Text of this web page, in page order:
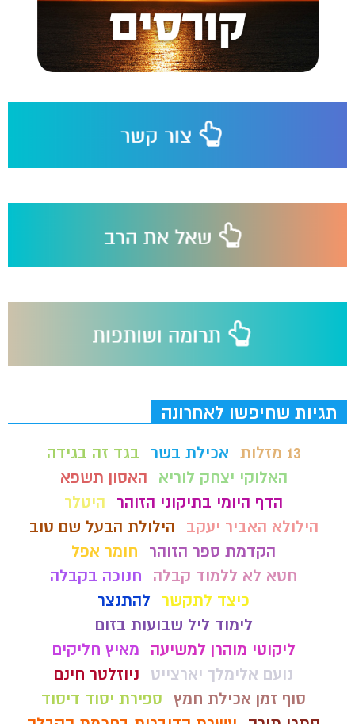
תגיות שחיפשו לאחרונה
13 מזלות אכילת בשר
בגד זה בגידה
האלוקי יצחק לוריא
האסון תשפא
הדף היומי בתיקוני הזוהר
היטלר
הילולא האביר יעקב
הילולת הבעל שם טוב
הקדמת ספר הזוהר
חומר אפל
חטא לא ללמוד קבלה
חנוכה בקבלה
כיצד לתקשר להתנצר
לימוד ליל שבועות בזום
ליקוטי מוהרן למשיעה
מאיץ חליקים
נועם אלימלך יארצייט
ניוזלטר חינם
סוף זמן אכילת חמץ ספירת יסוד דיסוד